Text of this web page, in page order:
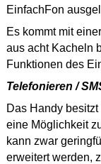
EinfachFon
Es kommt mit
aus acht Kacheln
Funktionen des
Telefonieren /
Das Handy
eine Möglichkeit
kann zwar
erweitert werden,